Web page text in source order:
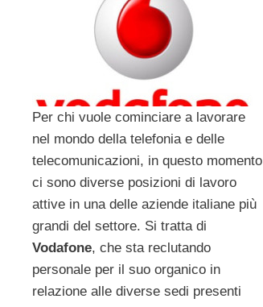
Per chi vuole cominciare a lavorare
nel mondo della telefonia e delle
telecomunicazioni, in questo momento
ci sono diverse posizioni di lavoro
attive in una delle aziende italiane più
grandi del settore. Si tratta di
Vodafone, che sta reclutando
personale per il suo organico in
relazione alle diverse sedi presenti